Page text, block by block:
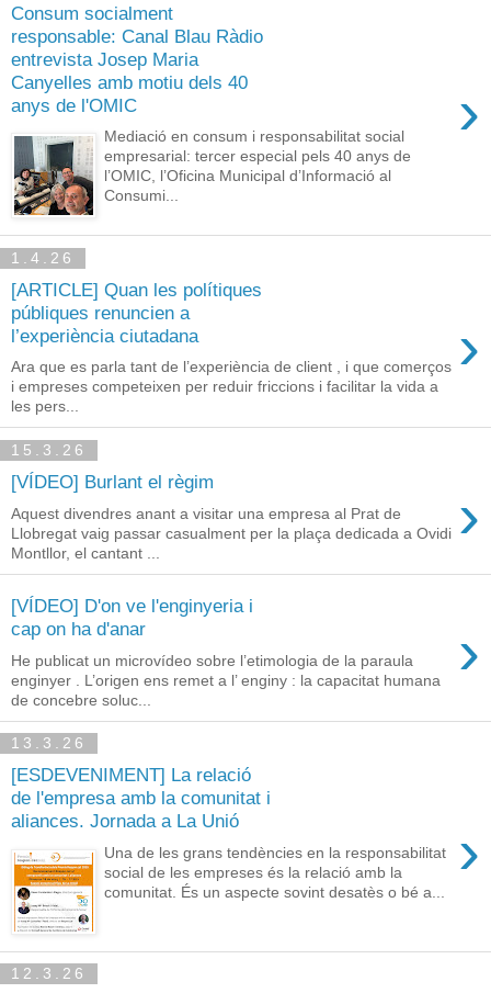
Consum socialment
responsable: Canal Blau Ràdio
entrevista Josep Maria
Canyelles amb motiu dels 40
anys de l'OMIC
›
Mediació en consum i responsabilitat social
empresarial: tercer especial pels 40 anys de
l’OMIC, l’Oficina Municipal d’Informació al
Consumi...
1.4.26
[ARTICLE] Quan les polítiques
públiques renuncien a
l’experiència ciutadana
›
Ara que es parla tant de l’experiència de client , i que comerços
i empreses competeixen per reduir friccions i facilitar la vida a
les pers...
15.3.26
[VÍDEO] Burlant el règim ›
Aquest divendres anant a visitar una empresa al Prat de
Llobregat vaig passar casualment per la plaça dedicada a Ovidi
Montllor, el cantant ...
[VÍDEO] D'on ve l'enginyeria i
cap on ha d'anar
›
He publicat un microvídeo sobre l’etimologia de la paraula
enginyer . L’origen ens remet a l’ enginy : la capacitat humana
de concebre soluc...
13.3.26
[ESDEVENIMENT] La relació
de l'empresa amb la comunitat i
aliances. Jornada a La Unió
›
Una de les grans tendències en la responsabilitat
social de les empreses és la relació amb la
comunitat. És un aspecte sovint desatès o bé a...
12.3.26